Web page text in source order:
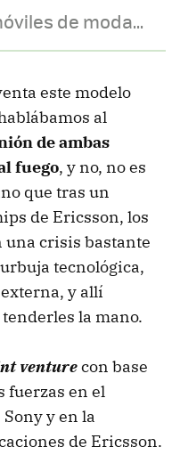
de moda...
este modelo
al
de ambas
fuego, y no, no es
que tras un
de Ericsson, los
una crisis bastante
tecnológica,
y allí
la mano.
venturecon base
fuerzas en el
y en la
de Ericsson.